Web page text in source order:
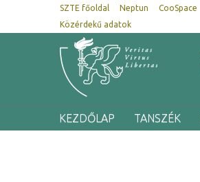
SZTE főoldal Neptun CooSpace
Közérdekű adatok
KEZDŐLAP TANSZÉK